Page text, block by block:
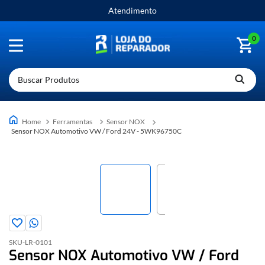
Atendimento
0
Buscar Produtos
Ferramentas
Sensor NOX
Sensor NOX Automotivo VW / Ford 24V - 5WK96750C
SKU-LR-0101
Sensor NOX Automotivo VW / Ford